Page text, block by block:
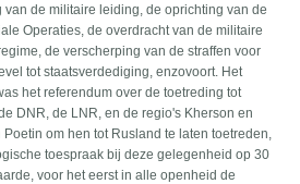
de militaire leiding, de oprichting van de
Operaties, de overdracht van de militaire
de verscherping van de straffen voor
tot staatsverdediging, enzovoort. Het
het referendum over de toetreding tot
DNR, de LNR, en de regio's Kherson en
om hen tot Rusland te laten toetreden,
toespraak bij deze gelegenheid op 30
voor het eerst in alle openheid de